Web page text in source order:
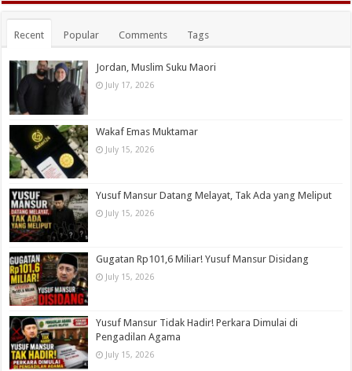
Recent Popular Comments Tags
Jordan, Muslim Suku Maori
July 17, 2026
Wakaf Emas Muktamar
July 15, 2026
Yusuf Mansur Datang Melayat, Tak Ada yang Meliput
July 15, 2026
Gugatan Rp101,6 Miliar! Yusuf Mansur Disidang
July 15, 2026
Yusuf Mansur Tidak Hadir! Perkara Dimulai di
Pengadilan Agama
July 15, 2026